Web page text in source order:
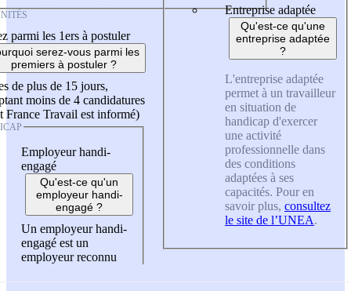
parmi les 1ers à postuler
serez-vous parmi les
premiers à postuler ?
de plus de 15 jours,
moins de 4 candidatures
France Travail est informé)
Employeur handi-
engagé
Qu'est-ce qu'un
employeur handi-
engagé ?
Un employeur handi-
engagé est un
employeur reconnu
Entreprise adaptée
Qu'est-ce qu'une
entreprise adaptée
?
L'entreprise adaptée
permet à un travailleur
en situation de
handicap d'exercer
une activité
professionnelle dans
des conditions
adaptées à ses
capacités. Pour en
savoir plus, consultez
le site de l’UNEA.